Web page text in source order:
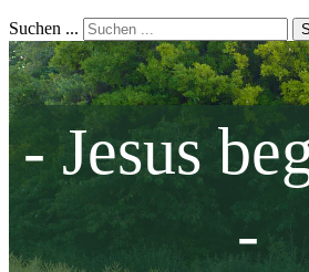
Suchen ...
- Jesus
-